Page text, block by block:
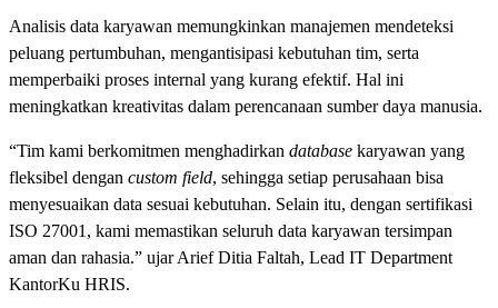
Analisis data karyawan memungkinkan manajemen mendeteksi
peluang pertumbuhan, mengantisipasi kebutuhan tim, serta
memperbaiki proses internal yang kurang efektif. Hal ini
meningkatkan kreativitas dalam perencanaan sumber daya manusia.
“Tim kami berkomitmen menghadirkan database karyawan yang
fleksibel dengan custom field, sehingga setiap perusahaan bisa
menyesuaikan data sesuai kebutuhan. Selain itu, dengan sertifikasi
ISO 27001, kami memastikan seluruh data karyawan tersimpan
aman dan rahasia.” ujar Arief Ditia Faltah, Lead IT Department
KantorKu HRIS.